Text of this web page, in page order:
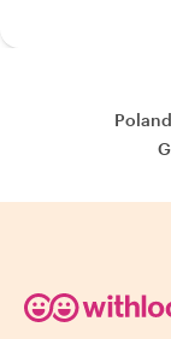
Poland